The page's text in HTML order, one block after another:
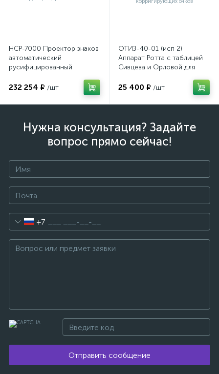
НСР-7000 Проектор знаков
автоматический
русифицированный
232 254 ₽ /шт
ОТИЗ-40-01 (исп 2)
Аппарат Ротта с таблицей
Сивцева и Орловой для
очков
25 400 ₽ /шт
Нужна консультация? Задайте
вопрос прямо сейчас!
+7
Отправить сообщение